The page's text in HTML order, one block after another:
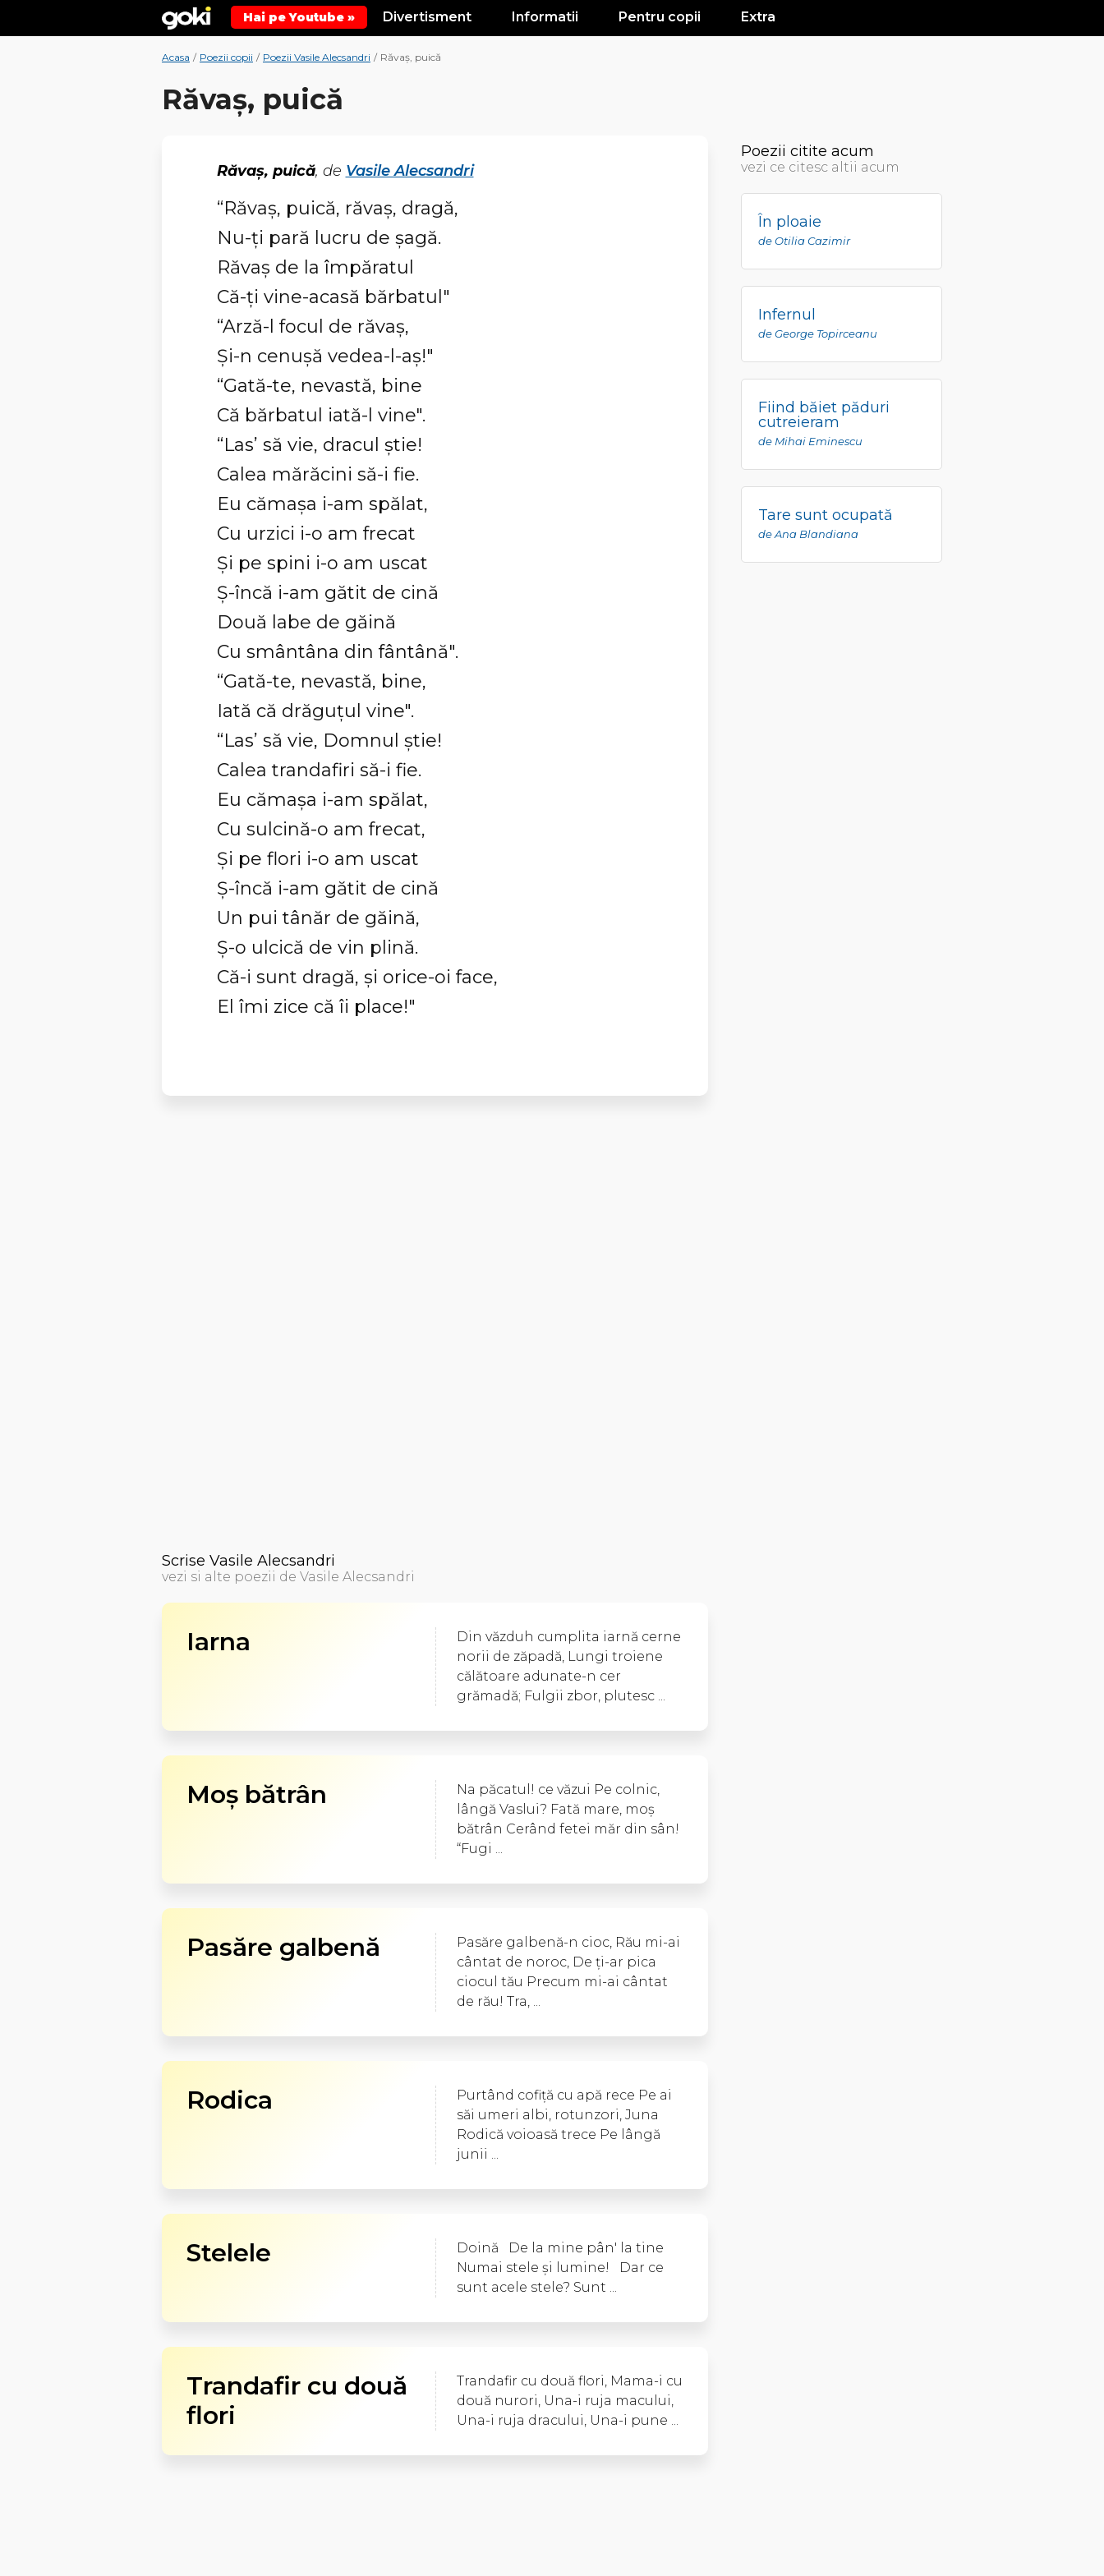
Hai pe Youtube » Divertisment Informatii Pentru copii Extra
Acasa / Poezii copii / Poezii Vasile Alecsandri / Răvaş, puică
Răvaş, puică
Răvaş, puică, de Vasile Alecsandri
“Răvaş, puică, răvaş, dragă,
Nu-ţi pară lucru de şagă.
Răvaş de la împăratul
Că-ţi vine-acasă bărbatul"
“Arză-l focul de răvaş,
Şi-n cenuşă vedea-l-aş!"
“Gată-te, nevastă, bine
Că bărbatul iată-l vine".
“Las’ să vie, dracul ştie!
Calea mărăcini să-i fie.
Eu cămaşa i-am spălat,
Cu urzici i-o am frecat
Şi pe spini i-o am uscat
Ş-încă i-am gătit de cină
Două labe de găină
Cu smântâna din fântână".
“Gată-te, nevastă, bine,
Iată că drăguţul vine".
“Las’ să vie, Domnul ştie!
Calea trandafiri să-i fie.
Eu cămaşa i-am spălat,
Cu sulcină-o am frecat,
Şi pe flori i-o am uscat
Ş-încă i-am gătit de cină
Un pui tânăr de găină,
Ş-o ulcică de vin plină.
Că-i sunt dragă, şi orice-oi face,
El îmi zice că îi place!"
Scrise Vasile Alecsandri
vezi si alte poezii de Vasile Alecsandri
Iarna
Din văzduh cumplita iarnă cerne
norii de zăpadă, Lungi troiene
călătoare adunate-n cer
grămadă; Fulgii zbor, plutesc ...
Moş bătrân
Na păcatul! ce văzui Pe colnic,
lângă Vaslui? Fată mare, moş
bătrân Cerând fetei măr din sân!
“Fugi ...
Pasăre galbenă
Pasăre galbenă-n cioc, Rău mi-ai
cântat de noroc, De ţi-ar pica
ciocul tău Precum mi-ai cântat
de rău! Tra, ...
Rodica
Purtând cofiţă cu apă rece Pe ai
săi umeri albi, rotunzori, Juna
Rodică voioasă trece Pe lângă
junii ...
Stelele
Doină De la mine pân' la tine
Numai stele şi lumine! Dar ce
sunt acele stele? Sunt ...
Trandafir cu două
flori
Trandafir cu două flori, Mama-i cu
două nurori, Una-i ruja macului,
Una-i ruja dracului, Una-i pune ...
Poezii citite acum
vezi ce citesc altii acum
În ploaie
de Otilia Cazimir
Infernul
de George Topirceanu
Fiind băiet păduri
cutreieram
de Mihai Eminescu
Tare sunt ocupată
de Ana Blandiana